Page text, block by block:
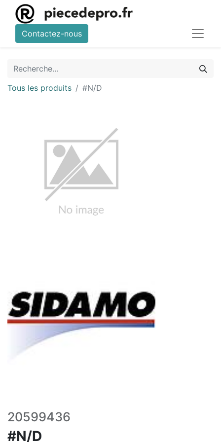
Contactez-nous
Tous les produits #N/D
20599436
#N/D